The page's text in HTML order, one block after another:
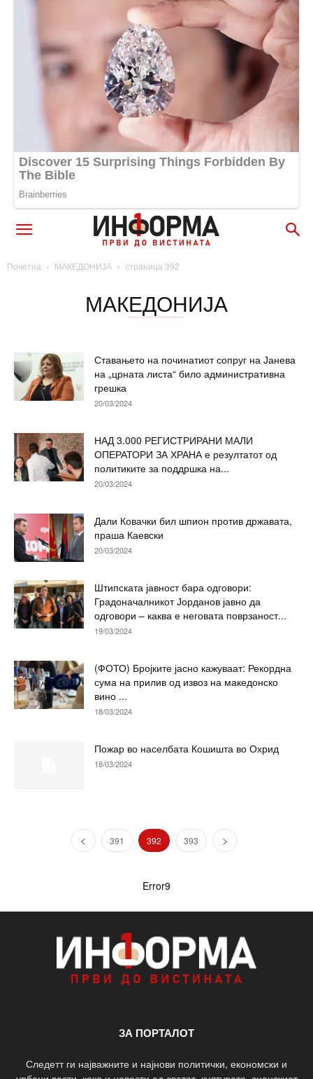
Почетна МАКЕДОНИЈА страница 392
МАКЕДОНИЈА
Ставањето на починатиот сопруг на Јанева
на „црната листа“ било административна
грешка
20/03/2024
НАД 3.000 РЕГИСТРИРАНИ МАЛИ
ОПЕРАТОРИ ЗА ХРАНА е резултатот од
политиките за поддршка на...
20/03/2024
Дали Ковачки бил шпион против државата,
праша Каевски
20/03/2024
Штипската јавност бара одговори:
Градоначалникот Јорданов јавно да
одговори – каква е неговата поврзаност...
19/03/2024
(ФОТО) Бројките јасно кажуваат: Рекордна
сума на прилив од извоз на македонско
вино ...
18/03/2024
Пожар во населбата Кошишта во Охрид
18/03/2024
391 392 393
Error9
ЗА ПОРТАЛОТ
Следетт ги најважните и најнови политички, економски и